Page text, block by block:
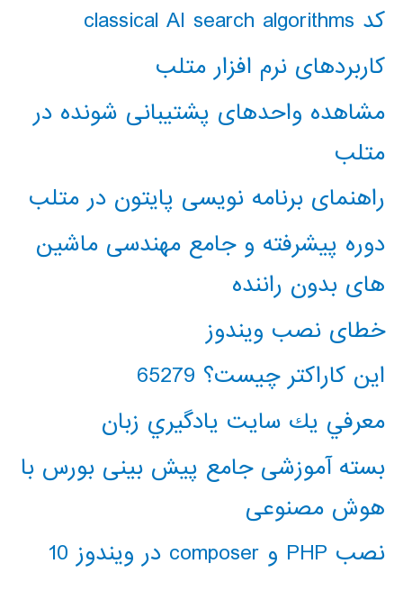
کد classical AI search algorithms
کاربردهای نرم افزار متلب
مشاهده واحدهای پشتیبانی شونده در
متلب
راهنمای برنامه نویسی پایتون در متلب
دوره پیشرفته و جامع مهندسی ماشین
های بدون راننده
خطای نصب ویندوز
این کاراکتر چیست؟ 65279
معرفي يك سايت يادگيري زبان
بسته آموزشی جامع پیش بینی بورس با
هوش مصنوعی
نصب PHP و composer در ویندوز 10